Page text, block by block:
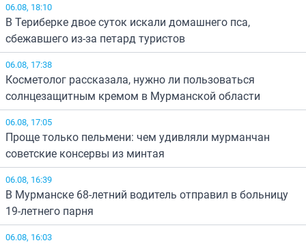
06.08, 18:10
В Териберке двое суток искали домашнего пса,
сбежавшего из-за петард туристов
06.08, 17:38
Косметолог рассказала, нужно ли пользоваться
солнцезащитным кремом в Мурманской области
06.08, 17:05
Проще только пельмени: чем удивляли мурманчан
советские консервы из минтая
06.08, 16:39
В Мурманске 68-летний водитель отправил в больницу
19-летнего парня
06.08, 16:03